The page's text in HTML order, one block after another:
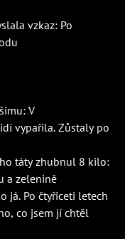
vzkaz: Po
V
vypařila. Zůstaly po
táty zhubnul 8 kilo:
a zelenině
já. Po čtyřiceti letech
co jsem jí chtěl